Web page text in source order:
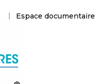
Espace documentaire